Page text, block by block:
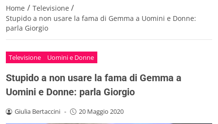
Home / Televisione /
Stupido a non usare la fama di Gemma a Uomini e Donne:
parla Giorgio
Televisione Uomini e Donne
Stupido a non usare la fama di Gemma a
Uomini e Donne: parla Giorgio
Giulia Bertaccini - 20 Maggio 2020